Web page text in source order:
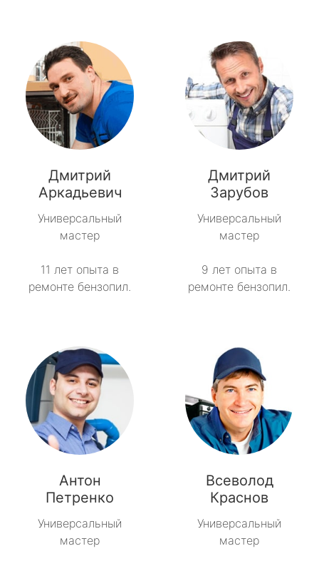
Дмитрий
Аркадьевич
Универсальный
мастер
11 лет опыта в
ремонте бензопил.
Дмитрий
Зарубов
Универсальный
мастер
9 лет опыта в
ремонте бензопил.
Антон
Петренко
Универсальный
мастер
Всеволод
Краснов
Универсальный
мастер